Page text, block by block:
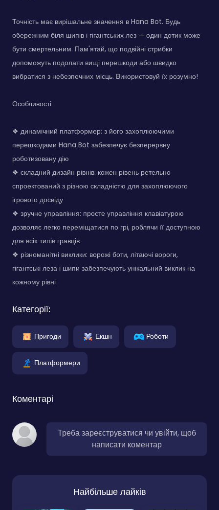
Точність має вирішальне значення в Hana Bot. Будь
обережним біля шипів і гігантських лез — один дотик може
бути смертельним. Пам'ятай, що подвійні стрибки
допоможуть подолати вищі перешкоди або швидко
вибратися з небезпечних місць. Використовуй їх розумно!
Особливості
❖ динамічний платформер: з його захоплюючими
перешкодами Hana Bot забезпечує безперервну
роботизовану дію
❖ складний дизайн рівнів: кожен рівень ретельно
спроектований з різною складністю для захоплюючого
ігрового досвіду
❖ зручне управління: просте управління клавіатурою
дозволяє легко переміщатися по грі, роблячи її доступною
для всіх типів гравців
❖ різноманітні виклики: ворожі боти, літаючі вороги,
гігантські леза і шипи забезпечують унікальний виклик на
кожному рівні
Категорії:
Пригоди Екшн Роботи
Платформери
Коментарі
Треба зареєструватися чи увійти, щоб
написати коментар
Найбільше лайків